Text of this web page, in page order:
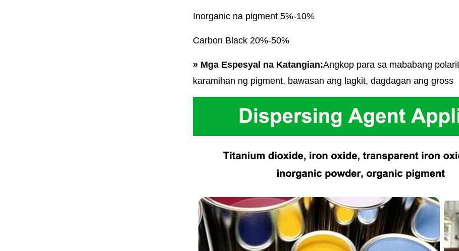
Inorganic na pigment 5%-10%
Carbon Black 20%-50%
» Mga Espesyal na Katangian:Angkop para sa mababang
karamihan ng pigment, bawasan ang lagkit, dagdagan ang gross